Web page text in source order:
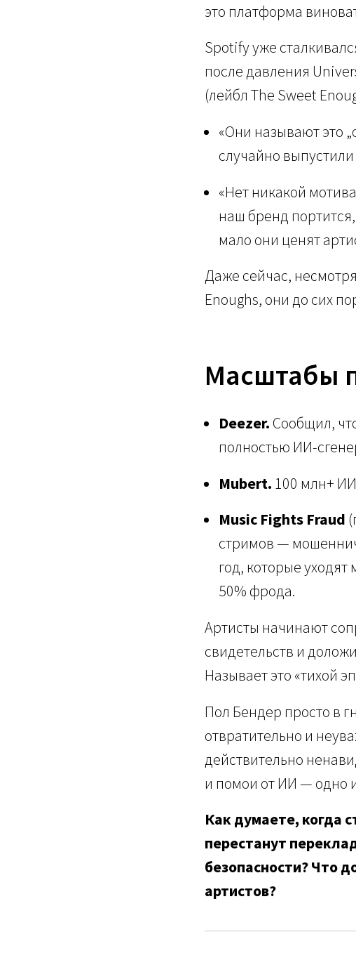
это платформа
Spotify уже
после давления
(лейбл The Sweet
«Они называют это
случайно
«Нет никакой
наш бренд портится,
мало они ценят
Даже сейчас,
Enoughs, они до сих
Масштабы
Deezer. Сообщил,
полностью ИИ-
Mubert. 100 млн+
Music Fights Fraud
стримов —
год, которые
50% фрода.
Артисты начинают
свидетельств и
Называет это «тихой
Пол Бендер просто в
отвратительно и
действительно
и помои от ИИ — одно и
Как думаете, когда
перестанут
безопасности? Что
артистов?